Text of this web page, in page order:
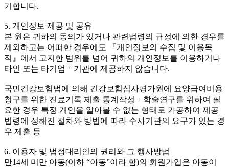
기합니다.
5. 개인정보 제공 및 공유
본 원은 귀하의 동의가 있거나 관련법령의 규정에 의한 경우를
제외하고는 어떠한 경우에도 『개인정보의 수집 및 이용목
적』에서 고지한 범위를 넘어 귀하의 개인정보를 이용하거나
타인 또는 타기업ㆍ기관에 제공하지 않습니다.
국민건강보험법에 의해 건강보험심사평가원에 요양급여비용
청구를 위한 진료기록 제출 통계작성ㆍ학술연구를 위하여 필
요한 경우 특정 개인을 알아볼 수 없는 형태로 가공하여 제공
법령에 정해진 절차와 방법에 따라 수사기관의 요구가 있는 경
우 제출 등
6. 이용자 및 법정대리인의 권리와 그 행사방법
만14세 미만 아동(이하 “아동”이라 함)의 회원가입은 아동이